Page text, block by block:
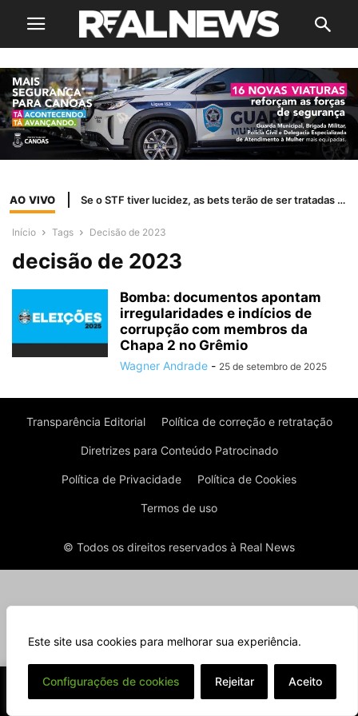
Este site usa cookies para melhorar sua experiência.
Configurações de cookies Rejeitar Aceito
AO VIVO Se o STF tiver lucidez, as bets terão de ser tratadas como jogo de azar
Início Tags Decisão de 2023
decisão de 2023
Bomba: documentos apontam
irregularidades e indícios de
corrupção com membros da
Chapa 2 no Grêmio
Wagner Andrade - 25 de setembro de 2025
Transparência Editorial Política de correção e retratação
Diretrizes para Conteúdo Patrocinado
Política de Privacidade Política de Cookies
Termos de uso
© Todos os direitos reservados à Real News